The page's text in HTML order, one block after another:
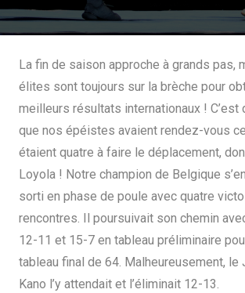
La fin de saison approche à grands pas,
élites sont toujours sur la brèche pour
meilleurs résultats internationaux ! C’est
que nos épéistes avaient rendez-vous
étaient quatre à faire le déplacement,
Loyola ! Notre champion de Belgique
sorti en phase de poule avec quatre
rencontres. Il poursuivait son chemin
12-11 et 15-7 en tableau préliminaire
tableau final de 64. Malheureusement, le
Kano l’y attendait et l’éliminait 12-13.